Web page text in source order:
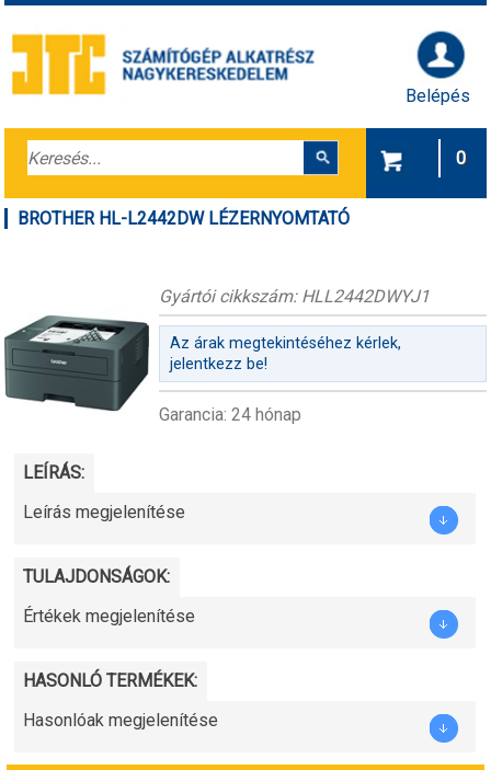
Belépés
0
BROTHER HL-L2442DW LÉZERNYOMTATÓ
Gyártói cikkszám: HLL2442DWYJ1
Az árak megtekintéséhez kérlek,
jelentkezz be!
Garancia: 24 hónap
LEÍRÁS:
Leírás megjelenítése
TULAJDONSÁGOK:
Értékek megjelenítése
HASONLÓ TERMÉKEK:
Hasonlóak megjelenítése